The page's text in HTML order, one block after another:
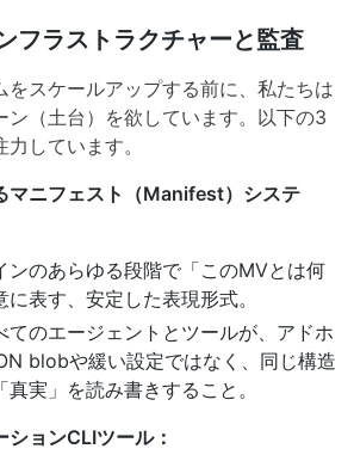
フラストラクチャーと監査
をスケールアップする前に、私たちは
ン（土台）を欲しています。以下の3
しています。
マニフェスト（Manifest）システ
ンのあらゆる段階で「このMVとは何
に表す、安定した表現形式。
てのエージェントとツールが、アドホ
blobや緩い設定ではなく、同じ構造
真実」を読み書きすること。
ションCLIツール：